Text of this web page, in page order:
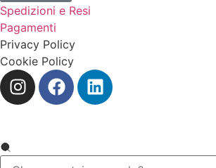
Spedizioni e Resi
Pagamenti
Privacy Policy
Cookie Policy